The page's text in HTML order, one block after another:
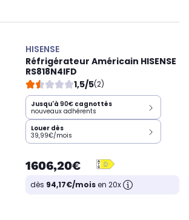
HISENSE
Réfrigérateur Américain HISENSE
RS818N4IFD
1,5/5(2)
Jusqu'à 90€ cagnottés
nouveaux adhérents
Louer dès
39,99€/mois
1606,20€
dès 94,17€/moisen 20x